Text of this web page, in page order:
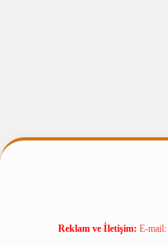
Reklam ve İletişim: E-mail: